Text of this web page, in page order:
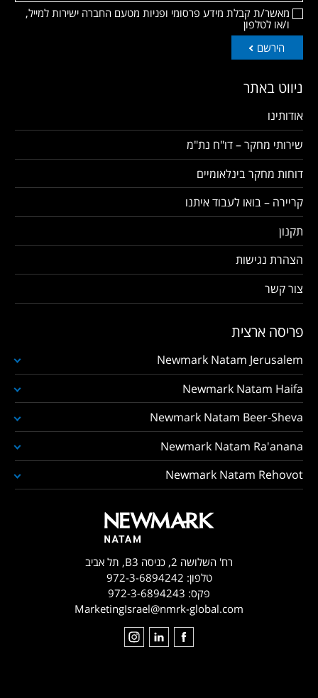
מאשר/ת קבלת מידע פרסומי ופניות מטעם החברה ישירות למייל,
ו/או לטלפון
הירשם
ניווט באתר
אודותינו
שירותי מחקר – דו"ח נת"מ
דוחות מחקר בינלאומיים
קריירה – בואו לעבוד איתנו
תקנון
הצהרת נגישות
צור קשר
פריסה ארצית
Newmark Natam Jerusalem
Newmark Natam Haifa
Newmark Natam Beer-Sheva
Newmark Natam Ra'anana
Newmark Natam Rehovot
רח' השלושה 2, כניסה B3, תל אביב
טלפון: 972-3-6894242
פקס: 972-3-6894243
MarketingIsrael@nmrk-global.com